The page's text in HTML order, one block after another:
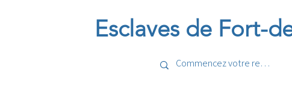
Esclaves de Fort-